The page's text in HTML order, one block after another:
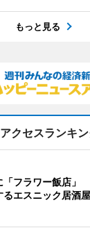
もっと見る
アクセスランキ
「フラワー飯店」
るエスニック居酒屋